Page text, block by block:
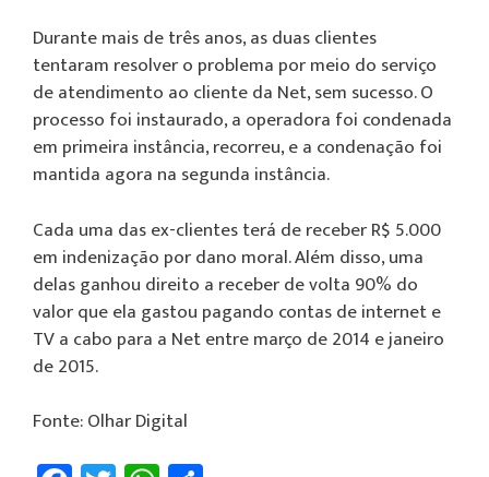
Durante mais de três anos, as duas clientes
tentaram resolver o problema por meio do serviço
de atendimento ao cliente da Net, sem sucesso. O
processo foi instaurado, a operadora foi condenada
em primeira instância, recorreu, e a condenação foi
mantida agora na segunda instância.
Cada uma das ex-clientes terá de receber R$ 5.000
em indenização por dano moral. Além disso, uma
delas ganhou direito a receber de volta 90% do
valor que ela gastou pagando contas de internet e
TV a cabo para a Net entre março de 2014 e janeiro
de 2015.
Fonte: Olhar Digital